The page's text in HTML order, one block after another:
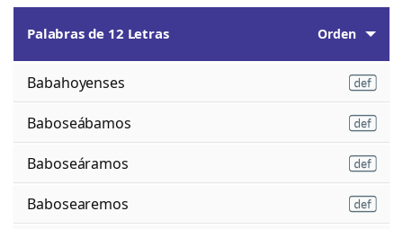
Palabras de 12 Letras Orden
Babahoyenses
Baboseábamos
Baboseáramos
Babosearemos